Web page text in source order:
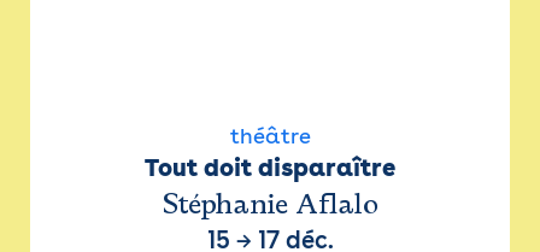
théâtre
Tout doit disparaître
Stéphanie Aflalo
15 → 17 déc.